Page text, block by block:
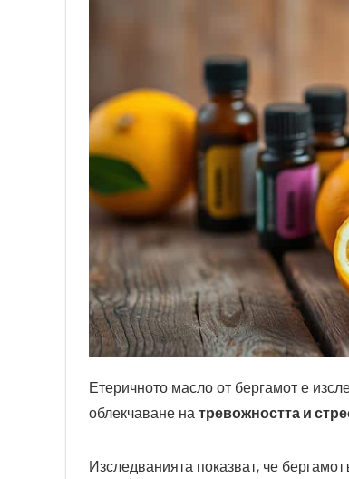
Етеричното масло от бергамот е
облекчаване натревожността и
Изследванията показват, че